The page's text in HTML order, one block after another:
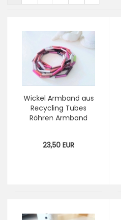
Wickel Armband aus
Recycling Tubes
Röhren Armband
Kaffeekapsel
23,50 EUR